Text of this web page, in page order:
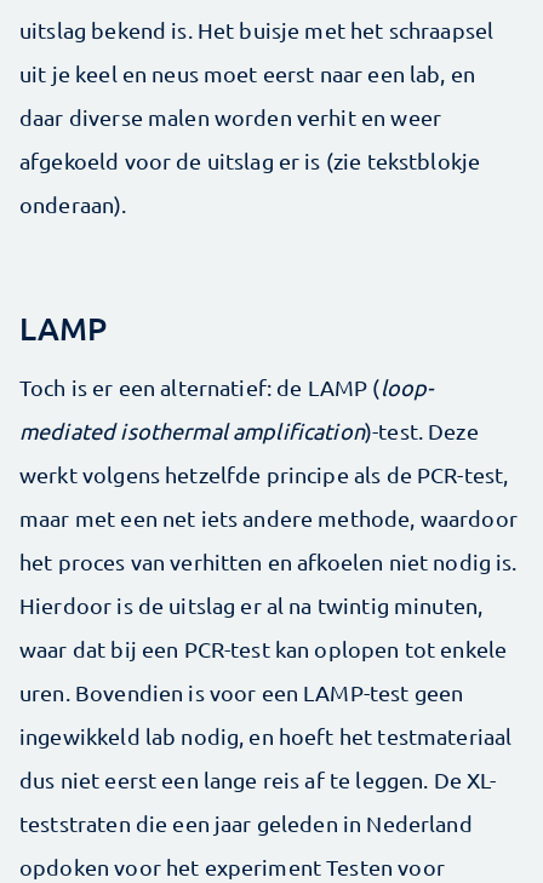
uitslag bekend is. Het buisje met het schraapsel
uit je keel en neus moet eerst naar een lab, en
daar diverse malen worden verhit en weer
afgekoeld voor de uitslag er is (zie tekstblokje
onderaan).
LAMP
Toch is er een alternatief: de LAMP (loop-
mediated isothermal amplification)-test. Deze
werkt volgens hetzelfde principe als de PCR-test,
maar met een net iets andere methode, waardoor
het proces van verhitten en afkoelen niet nodig is.
Hierdoor is de uitslag er al na twintig minuten,
waar dat bij een PCR-test kan oplopen tot enkele
uren. Bovendien is voor een LAMP-test geen
ingewikkeld lab nodig, en hoeft het testmateriaal
dus niet eerst een lange reis af te leggen. De XL-
teststraten die een jaar geleden in Nederland
opdoken voor het experiment Testen voor